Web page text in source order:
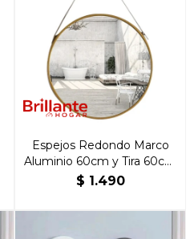
Espejos Redondo Marco
Aluminio 60cm y Tira 60cm
Dorado
$ 1.490